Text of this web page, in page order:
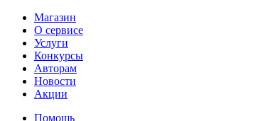
Магазин
О сервисе
Услуги
Конкурсы
Авторам
Новости
Акции
Помощь